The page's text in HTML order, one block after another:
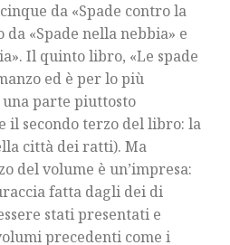
da «Spade contro la
«Spade nella nebbia» e
Il quinto libro, «Le spade
ed è per lo più
una parte piuttosto
il secondo terzo del libro: la
città dei ratti). Ma
del volume è un’impresa:
fatta dagli dei di
stati presentati e
precedenti come i